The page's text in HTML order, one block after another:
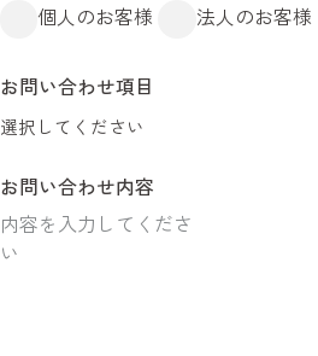
個人のお客様
法人のお客様
お問い合わせ項目
お問い合わせ内容